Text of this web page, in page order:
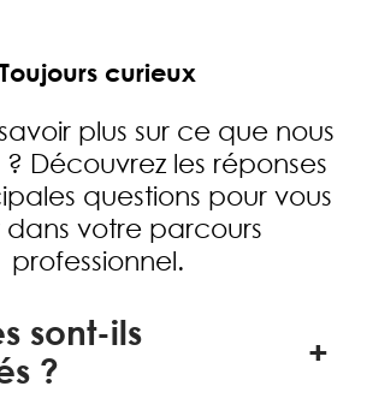
Toujours curieux
plus sur ce que nous
Découvrez les réponses
questions pour vous
votre parcours
professionnel.
sont-ils
?